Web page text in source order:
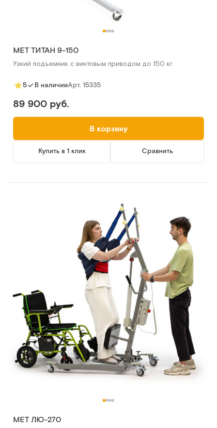
MET ТИТАН 9-150
Узкий подъемник с винтовым приводом до 150 кг.
5 В наличииАрт. 15335
89 900 руб.
В корзину
Купить в 1 клик Сравнить
MET ЛЮ-270